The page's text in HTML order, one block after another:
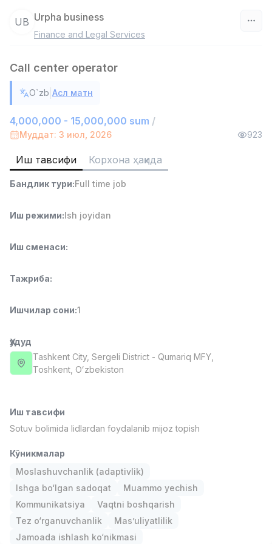
4,280,000 sum /
ASIAN
Full time job
Ish joyidan
6,000,000 - 15,000,000 sum
Full time job
Ish joyidan
Дўкон сотувчиси
Full time job
Фаст фуд Ошпази
LES AILES
Full time job
Ish joyidan
NAVBAHOR APTEKA
Full time job
Ish joyidan
Сотув Оператори (Фақат қизлар!)
Келишилади
Full time job
Ish joyidan
Сотув бўйича агент
Келишилади
UB Urpha business
Finance and Legal Services
Call center operator
O`zb Асл матн
4,000,000 - 15,000,000 sum /
Муддат: 3 июл, 2026 923
Иш тавсифи Корхона ҳақида
Бандлик тури:Full time job
Иш режими: Ish joyidan
Иш сменаси:
Тажриба:
Ишчилар сони:1
Ҳудуд
Tashkent City, Sergeli District - Qumariq MFY,
Тоshkent, Oʻzbekiston
Иш тавсифи
Sotuv bolimida lidlardan foydalanib mijoz topish
Кўникмалар
Moslashuvchanlik (adaptivlik)
Ishga bo‘lgan sadoqat
Muammo yechish
Kommunikatsiya
Vaqtni boshqarish
Tez o‘rganuvchanlik
Mas’uliyatlilik
Jamoada ishlash ko‘nikmasi
Вакансиялар